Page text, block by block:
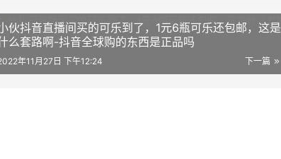
伙抖音直播间买的可乐到了，1元6瓶可乐还包邮，这是
么套路啊-抖音全球购的东西是正品吗
下一篇
年11月27日 下午12:24